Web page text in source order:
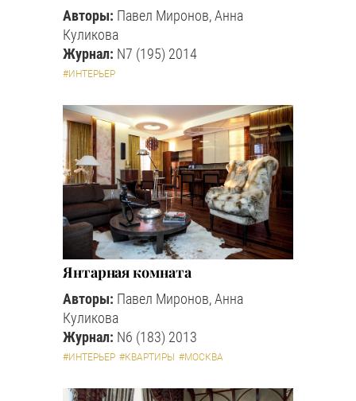
Авторы: Павел Миронов, Анна
Куликова
Журнал: N7 (195) 2014
#ИНТЕРЬЕР
Янтарная комната
Авторы: Павел Миронов, Анна
Куликова
Журнал: N6 (183) 2013
#ИНТЕРЬЕР #КВАРТИРЫ #МОСКВА